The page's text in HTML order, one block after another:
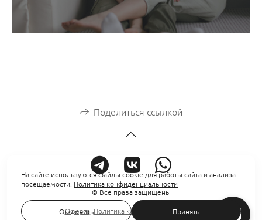
Поделиться ссылкой
© Все права защищены
Оферта,Политика конфиденциальности
На сайте используются файлы cookie для работы сайта и анализа
посещаемости. Политика конфиденциальности
Отклонить Принять